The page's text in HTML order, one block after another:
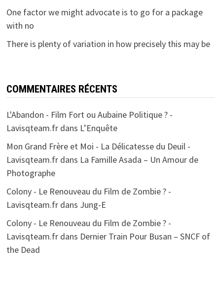
One factor we might advocate is to go for a package
with no
There is plenty of variation in how precisely this may be
COMMENTAIRES RÉCENTS
L'Abandon - Film Fort ou Aubaine Politique ? -
Lavisqteam.frdans L’Enquête
Mon Grand Frère et Moi - La Délicatesse du Deuil -
Lavisqteam.frdans La Famille Asada – Un Amour de
Photographe
Colony - Le Renouveau du Film de Zombie ? -
Lavisqteam.frdans Jung-E
Colony - Le Renouveau du Film de Zombie ? -
Lavisqteam.frdans Dernier Train Pour Busan – SNCF of
the Dead